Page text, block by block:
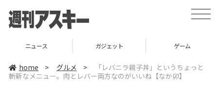
t
o
v
ニュース ガジェット ゲーム
home > グルメ >
「レバニラ親子丼」というちょっと
斬新なメニュー。肉とレバー両方なのがいいね【なか卯】